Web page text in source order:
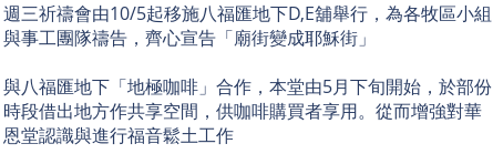
週三祈禱會由10/5起移施八福匯地下D,E舖舉行，為各牧區小組
與事工團隊禱告，齊心宣告「廟街變成耶穌街」
與⼋福匯地下「地極咖啡」合作，本堂由5月下旬開始，於部份
時段借出地⽅作共享空間，供咖啡購買者享⽤。從⽽增強對華
恩堂認識與進⾏福⾳鬆⼟⼯作